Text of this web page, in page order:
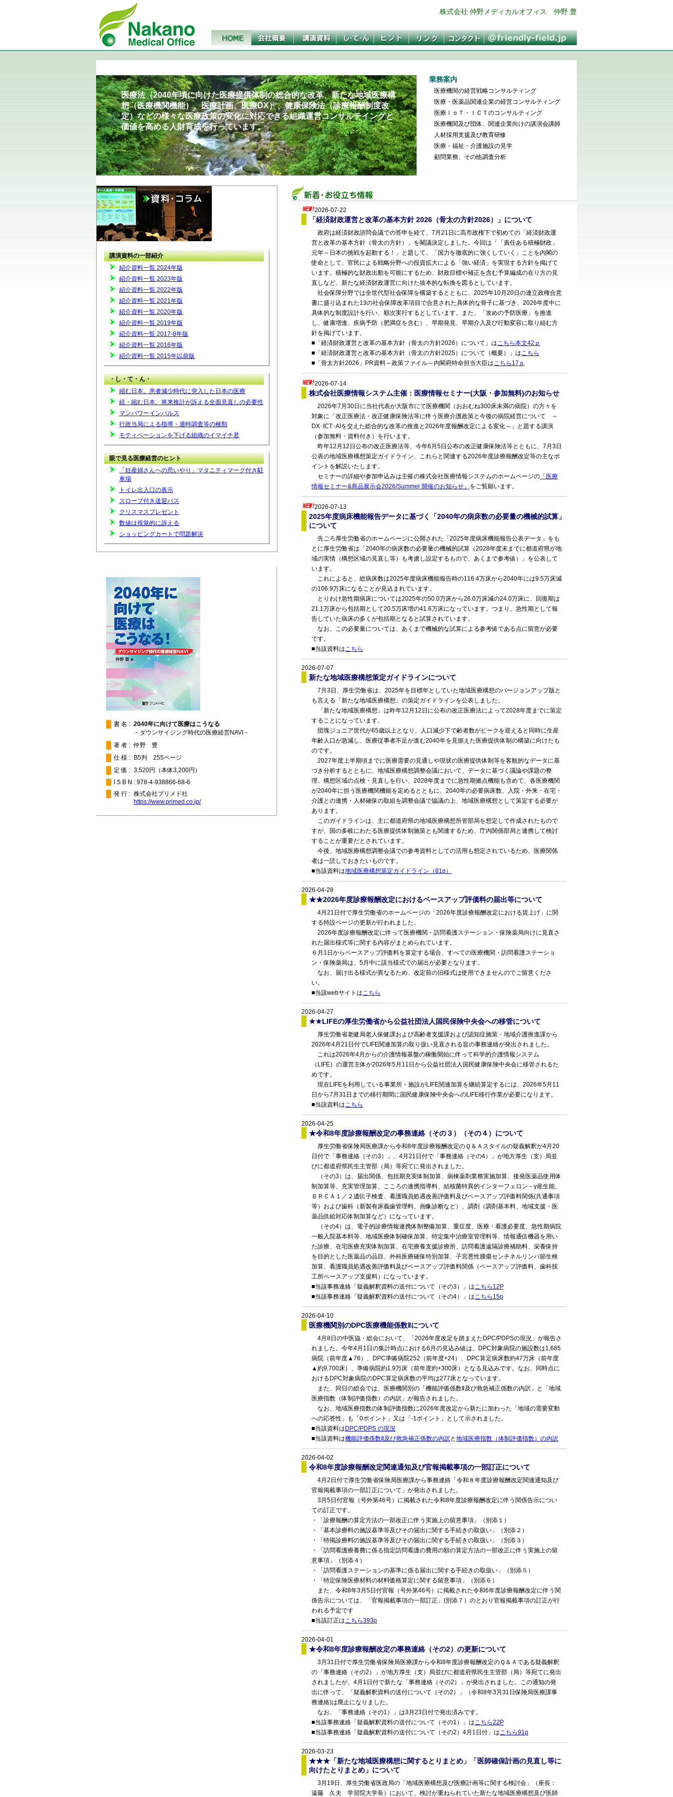
株式会社 仲野メディカルオフィス 仲野 豊
医療法（2040年頃に向けた医療提供体制の総合的な改革、新たな地域医療構
想（医療機関機能）、医療計画、医療DX）、健康保険法（診療報酬制度改
定）などの様々な医療政策の変化に対応できる組織運営コンサルテイングと
価値を高める人財育成を行っています。
業務案内
医療機関の経営戦略コンサルティング
医療・医薬品関連企業の経営コンサルティング
医療ＩｏＴ・ＩＣＴのコンサルティング
医療機関及び団体、関連企業向けの講演会講師
人材採用支援及び教育研修
医療・福祉・介護施設の見学
顧問業務、その他調査分析
2026-07-22
「経済財政運営と改革の基本方針 2026（骨太の方針2026）」について
政府は経済財政諮問会議での答申を経て、7月21日に高市政権下で初めての「経済財政運
営と改革の基本方針（骨太の方針）」を閣議決定しました。今回は「「責任ある積極財政」
元年～日本の挑戦を起動する！」と題して、「国力を徹底的に強くしていく」ことを内閣の
使命として、官民による戦略分野への投資拡大による「強い経済」を実現する方針を掲げて
います。積極的な財政出動を可能にするため、財政目標や補正を含む予算編成の在り方の見
直しなど、新たな経済財政運営に向けた抜本的な転換を図るとしています。
社会保障分野では全世代型社会保障を構築するとともに、2025年10月20日の連立政権合意
書に盛り込まれた13の社会保障改革項目で合意された具体的な骨子に基づき、2026年度中に
具体的な制度設計を行い、順次実行するとしています。また、「攻めの予防医療」を推進
し、健康増進、疾病予防（肥満症を含む）、早期発見、早期介入及び行動変容に取り組む方
針を掲げています。
■「経済財政運営と改革の基本方針（骨太の方針2026）について」はこちら本文42ｐ
■「経済財政運営と改革の基本方針（骨太の方針2025）について（概要）」はこちら
■「骨太方針2026」PR資料～政策ファイル～内閣府特命担当大臣はこちら17ｐ
2026-07-14
株式会社医療情報システム主催：医療情報セミナー(大阪・参加無料)のお知らせ
2026年7月30日に当社代表が大阪市にて医療機関（おおむね300床未満の病院）の方々を
対象に「改正医療法・改正健康保険法等に伴う医療介護政策と今後の病院経営について ～
DX･ICT･AIを交えた総合的な改革の推進と2026年度報酬改定による変化～」と題する講演
（参加無料・資料付き）を行います。
昨年12月12日公布の改正医療法等、今年6月5日公布の改正健康保険法等とともに、7月3日
公表の地域医療構想策定ガイドライン、これらと関連する2026年度診療報酬改定等の主なポ
イントを解説いたします。
セミナーの詳細や参加申込みは主催の株式会社医療情報システムのホームページの 「医療
情報セミナー&商品展示会2026/Summer 開催のお知らせ」 をご覧願います。
2026-07-13
2025年度病床機能報告データに基づく「2040年の病床数の必要量の機械的試算」
について
先ごろ厚生労働省のホームページに公開された「2025年度病床機能報告公表データ」をも
とに厚生労働省は「2040年の病床数の必要量の機械的試算（2028年度末までに都道府県が地
域の実情（構想区域の見直し等）も考慮し設定するもので、あくまで参考値）」を公表して
います。
これによると、総病床数は2025年度病床機能報告時の116.4万床から2040年には9.5万床減
の106.9万床になることが見込まれています。
とりわけ急性期病床については2025年の50.0万床から26.0万床減の24.0万床に、回復期は
21.1万床から包括期として20.5万床増の41.6万床になっています。つまり、急性期として報
告していた病床の多くが包括期となると試算されています。
なお、この必要量については、あくまで機械的な試算による参考値である点に留意が必要
です。
■当該資料はこちら
2026-07-07
新たな地域医療構想策定ガイドラインについて
7月3日、厚生労働省は、2025年を目標年としていた地域医療構想のバージョンアップ版と
も言える「新たな地域医療構想」の策定ガイドラインを公表しました。
「新たな地域医療構想」は昨年12月12日に公布の改正医療法によって2028年度までに策定
することになっています。
団塊ジュニア世代が65歳以上となり、人口減少下で齢者数がピークを迎えると同時に生産
年齢人口が急減し、医療従事者不足が進む2040年を見据えた医療提供体制の構築に向けたも
のです。
2027年度上半期頃までに医療需要の見通しや現状の医療提供体制等を客観的なデータに基
づき分析するとともに、地域医療構想調整会議において、データに基づく議論や課題の整
理、構想区域の点検・見直しを行い、2028年度までに急性期拠点機能も含めて、各医療機関
が2040年に担う医療機関機能を定めるとともに、2040年の必要病床数、入院・外来・在宅・
介護との連携・人材確保の取組を調整会議で協議の上、地域医療構想として策定する必要が
あります。
このガイドラインは、主に都道府県の地域医療構想所管部局を想定して作成されたもので
すが、国の多岐にわたる医療提供体制施策とも関連するため、庁内関係部局と連携して検討
することが重要だとされています。
今後、地域医療構想調整会議での参考資料としての活用も想定されているため、医療関係
者は一読しておきたいものです。
■当該資料は地域医療構想策定ガイドライン（81p）
2026-04-28
★★2026年度診療報酬改定におけるベースアップ評価料の届出等について
4月21日付で厚生労働省のホームページの「2026年度診療報酬改定における賃上げ」に関
する特設ページの更新が行われました。
2026年度診療報酬改定に伴って医療機関・訪問看護ステーション・保険薬局向けに見直さ
れた届出様式等に関する内容がまとめられています。
６月1日からベースアップ評価料を算定する場合、すべての医療機関・訪問看護ステーショ
ン・保険薬局は、5月中に該当様式での届出が必要となります。
なお、届け出る様式が異なるため、改定前の旧様式は使用できませんのでご留意くださ
い。
■当該webサイトはこちら
2026-04-27
★★LIFEの厚生労働省から公益社団法人国民保険中央会への移管について
厚生労働省老健局老人保健課および高齢者支援課および認知症施策・地域介護推進課から
2026年4月21日付でLIFE関連加算の取り扱い見直される旨の事務連絡が発出されました。
これは2026年4月からの介護情報基盤の稼働開始に伴って科学的介護情報システム
（LIFE）の運営主体が2026年5月11日から公益社団法人国民健康保険中央会に移管されるた
めです。
現在LIFEを利用している事業所・施設がLIFE関連加算を継続算定するには、2026年5月11
日から7月31日までの移行期間に国民健康保険中央会へのLIFE移行作業が必要になります。
■当該資料はこちら
2026-04-25
★令和8年度診療報酬改定の事務連絡（その３）（その４）について
厚生労働省保険局医療課から令和8年度診療報酬改定のＱ＆Ａスタイルの疑義解釈が4月20
日付で「事務連絡（その3）」、4月21日付で「事務連絡（その4）」が地方厚生（支）局並
びに都道府県民生主管部（局）等宛てに発出されました。
（その3）は、届出関係、包括期充実体制加算、病棟薬剤業務実施加算、後発医薬品使用体
制加算等、充実管理加算、こころの連携指導料、結核菌特異的インターフェロン－γ産生能、
ＢＲＣＡ１／２遺伝子検査、看護職員処遇改善評価料及びベースアップ評価料関係(共通事項
等）および歯科（新製有床義歯管理料、画像診断など）、調剤（調剤基本料、地域支援・医
薬品供給対応体制加算など）になっています。
（その4）は、電子的診療情報連携体制整備加算、重症度、医療・看護必要度、急性期病院
一般入院基本料等、地域医療体制確保加算、特定集中治療室管理料等、情報通信機器を用い
た診療、在宅医療充実体制加算、在宅療養支援診療所、訪問看護遠隔診療補助料、栄養保持
を目的とした医薬品の品目、外科医療確保特別加算、子宮悪性腫瘍センチネルリンパ節生検
加算、看護職員処遇改善評価料及びベースアップ評価料関係（ベースアップ評価料、歯科技
工所ベースアップ支援料）になっています。
■当該事務連絡「疑義解釈資料の送付について（その3）」はこちら12P
■当該事務連絡「疑義解釈資料の送付について（その4）」はこちら15p
2026-04-10
医療機関別のDPC医療機能係数Ⅱについて
4月8日の中医協・総会において、「2026年度改定を踏まえたDPC/PDPSの現況」が報告さ
れました。今年4月1日の集計時点における6月の見込み値は、DPC対象病院の施設数は1,685
病院（前年度▲76）、DPC準備病院252（前年度+24）、DPC算定病床数約47万床（前年度
▲約9,700床）、準備病院約1.9万床（前年度約+300床）となる見込みです。なお、同時点に
おけるDPC対象病院のDPC算定病床数の平均は277床となっています。
また、同日の総会では、医療機関別の「機能評価係数Ⅱ及び救急補正係数の内訳」と「地域
医療指数（体制評価指数）の内訳」が報告されました。
なお、地域医療指数の体制評価指数に2026年度改定から新たに加わった「地域の需要変動
への応答性」も「0ポイント」又は「-1ポイント」として示されました。
■当該資料は DPC/PDPS の現況
■当該資料は機能評価係数Ⅱ及び救急補正係数の内訳 と地域医療指数（体制評価指数）の内訳
2026-04-02
令和8年度診療報酬改定関連通知及び官報掲載事項の一部訂正について
4月2日付で厚生労働省保険局医療課から事務連絡「令和８年度診療報酬改定関連通知及び
官報掲載事項の一部訂正について」が発出されました。
3月5日付官報（号外第46号）に掲載された令和8年度診療報酬改定に伴う関係告示につい
ての訂正です。
・「診療報酬の算定方法の一部改正に伴う実施上の留意事項」（別添１）
・「基本診療料の施設基準等及びその届出に関する手続きの取扱い」（別添２）
・「特掲診療料の施設基準等及びその届出に関する手続きの取扱い」（別添３）
・「訪問看護療養費に係る指定訪問看護の費用の額の算定方法の一部改正に伴う実施上の留
意事項」（別添４）
・「訪問看護ステーションの基準に係る届出に関する手続きの取扱い」（別添５）
・「特定保険医療材料の材料価格算定に関する留意事項」（別添６）
また、令和8年3月5日付官報（号外第46号）に掲載された令和6年度診療報酬改定に伴う関
係告示については、「官報掲載事項の一部訂正」(別添７）のとおり官報掲載事項の訂正が行
われる予定です
■当該訂正はこちら393p
2026-04-01
★令和8年度診療報酬改定の事務連絡（その2）の更新について
3月31日付で厚生労働省保険局医療課から令和8年度診療報酬改定のＱ＆Ａである疑義解釈
の「事務連絡（その2）」が地方厚生（支）局並びに都道府県民生主管部（局）等宛てに発出
されましたが、4月1日付で新たな「事務連絡（その2）」が発出されました。この通知の発
出に伴って、「疑義解釈資料の送付について（その2）」（令和8年3月31日保険局医療課事
務連絡)は廃止になりました。
なお、「事務連絡（その1）」は3月23日付で発出済みです。
■当該事務連絡「疑義解釈資料の送付について（その1）」はこちら22P
■当該事務連絡「疑義解釈資料の送付について（その2）4月1日付」はこちら91p
2026-03-23
★★★「新たな地域医療構想に関するとりまとめ」「医師確保計画の見直し等に
向けたとりまとめ」について
3月19日、厚生労働省医政局の「地域医療構想及び医療計画等に関する検討会」（座長：
遠藤 久夫 学習院大学長）において、検討が重ねられていた新たな地域医療構想及び医師
講演資料の一部紹介
紹介資料一覧 2024年版
紹介資料一覧 2023年版
紹介資料一覧 2022年版
紹介資料一覧 2021年版
紹介資料一覧 2020年版
紹介資料一覧 2019年版
紹介資料一覧 2017-8年版
紹介資料一覧 2016年版
紹介資料一覧 2015年以前版
・し・て・ん・
縮む日本。患者減少時代に突入した日本の医療
続・縮む日本。将来推計が訴える全面見直しの必要性
マンパワーインパルス
行政当局による指導・適時調査等の種類
モティベーションを下げる組織のイマイチ君
眼で見る医療経営のヒント
「妊産婦さんヘの思いやり」マタニティマーク付き駐
車場
トイレ出入口の表示
スロープ付き送迎バス
クリスマスプレゼント
数値は視覚的に訴える
ショッピングカートで問題解決
書名: 2040年に向けて医療はこうなる
－ダウンサイジング時代の医療経営NAVI－
著者: 仲野 豊
仕様:
B5判 255ページ
定価: 3,520円（本体3,200円）
ISBN: 978-4-938866-68-6
発行: 株式会社プリメド社
https://www.primed.co.jp/